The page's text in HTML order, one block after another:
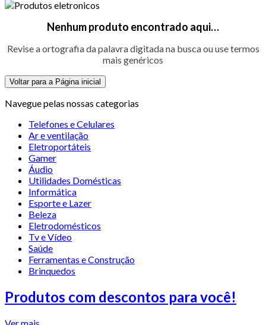
Nenhum produto encontrado aqui…
Revise a ortografia da palavra digitada na busca ou use termos
mais genéricos
Voltar para a Página inicial
Navegue pelas nossas categorias
Telefones e Celulares
Ar e ventilação
Eletroportáteis
Gamer
Áudio
Utilidades Domésticas
Informática
Esporte e Lazer
Beleza
Eletrodomésticos
Tv e Vídeo
Saúde
Ferramentas e Construção
Brinquedos
Produtos com descontos para você!